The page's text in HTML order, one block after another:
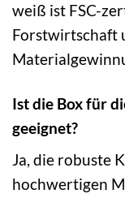
weiß ist FSC-
Forstwirtschaft
Ist die Box für
geeignet?
Ja, die robuste
hochwertigen